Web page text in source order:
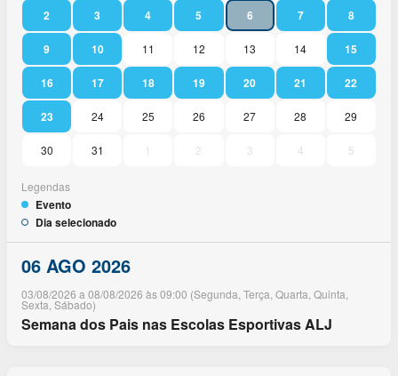
2 3 4 5 6 7 8
9 10 11 12 13 14 15
16 17 18 19 20 21 22
23 24 25 26 27 28 29
30 31 1 2 3 4 5
Legendas
Evento
Dia selecionado
06 AGO 2026
03/08/2026 a 08/08/2026 às 09:00 (Segunda, Terça, Quarta, Quinta,
Sexta, Sábado)
Semana dos Pais nas Escolas Esportivas ALJ